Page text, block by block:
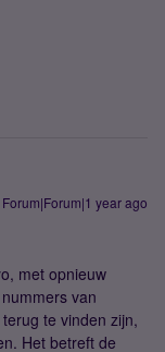
Forum|Forum|1 year ago
met opnieuw
van
te vinden zijn,
Het betreft de